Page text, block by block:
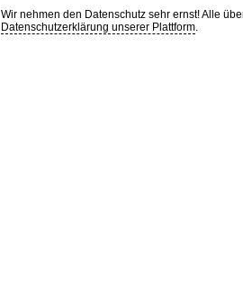
Wir nehmen den Datenschutz sehr ernst! Alle
Datenschutzerklärung unserer Plattform.